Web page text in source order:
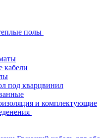
полы
кабели
под кварцвинил
и комплектующие